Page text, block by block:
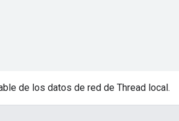
de los datos de red de Thread local.